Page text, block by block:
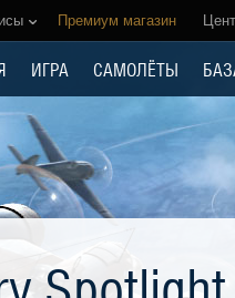
Премиум магазин
ИГРА САМОЛЁТЫ